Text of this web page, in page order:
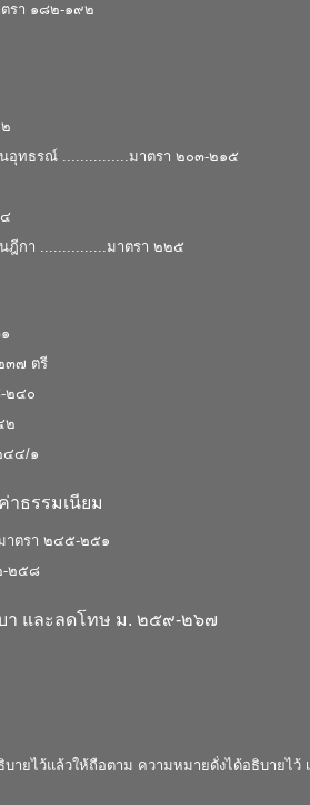
รา ๑๘๒-๑๙๒
อุทธรณ์ ...............มาตรา ๒๐๓-๒๑๕
ฎีกา ...............มาตรา ๒๒๕
๓๗ ตรี
๒๔๐
๒
๔๔/๑
ธรรมเนียม
าตรา ๒๔๕-๒๕๑
-๒๕๘
า และลดโทษ ม. ๒๕๙-๒๖๗
ายไว้แล้วให้ถือตาม ความหมายดั่งได้อธิบายไ